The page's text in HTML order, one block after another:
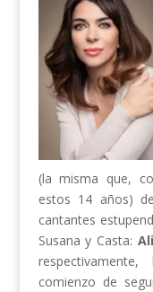
(la misma que,
estos 14 años)
cantantes
Susana y Casta:
comienzo de